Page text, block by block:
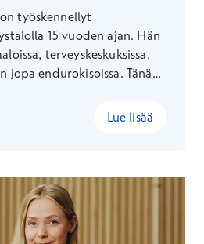
työskennellyt
15 vuoden ajan. Hän
terveyskeskuksissa,
jopa endurokisoissa. Tänä
ja julkisten kumppanuuksien
Lue lisää